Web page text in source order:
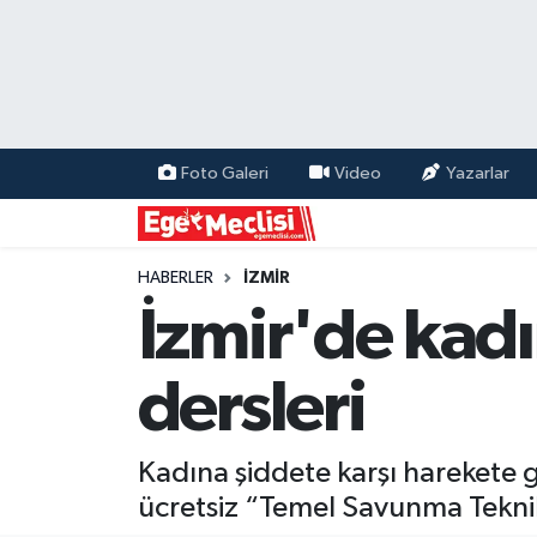
Foto Galeri Video Yazarlar
HABERLER İZMİR
İzmir'de
dersleri
Kadına şiddete karşı
ücretsiz “Temel Savunma
EKONOMİ
GÜNCEL
ÖZEL HABER
POLİTİKA
Programlar